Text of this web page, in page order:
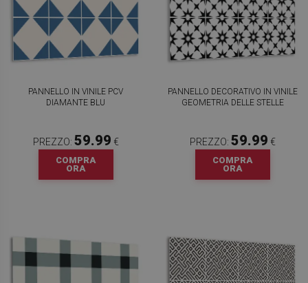
PANNELLO IN VINILE PCV
DIAMANTE BLU
PREZZO: 59.99 €
COMPRA
ORA
PANNELLO DECORATIVO IN VINILE
GEOMETRIA DELLE STELLE
PREZZO: 59.99 €
COMPRA
ORA